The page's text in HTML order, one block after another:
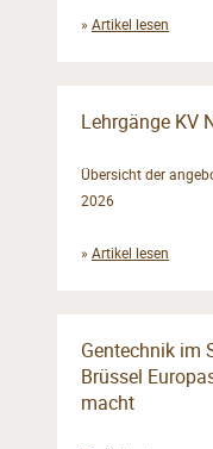
» Artikel lesen
Lehrgänge KV
Übersicht der
2026
» Artikel lesen
Gentechnik im
Brüssel
macht